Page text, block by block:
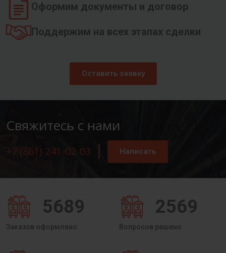
Оформим документы и договор
Поддержим на всех этапах сделки
Оставить заявку
Свяжитесь с нами
+7 (861) 241-02-03 Написать
5689
Заказов оформлено
2569
Вопросов решено